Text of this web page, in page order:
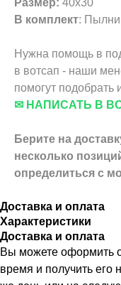
Размер: 40х30
В комплект:
Нужна помощь в
в вотсап - наши
помогут подобрать
✉ НАПИСАТЬ В
Берите на
несколько
определиться с
Доставка и оплата
Характеристики
Доставка и оплата
Вы можете оформить
время и получить его